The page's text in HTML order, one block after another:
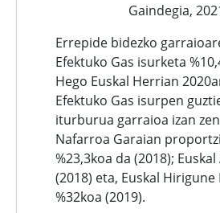
Gaindegia,
Errepide bidezko
Efektuko Gas isurketa
Hego Euskal Herrian
Efektuko Gas isurpen
iturburua garraioa izan
Nafarroa Garaian
%23,3koa da (2018); Euskal
(2018) eta, Euskal Hirigune
%32koa (2019).